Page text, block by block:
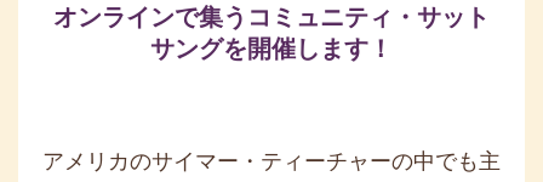
オンラインで集うコミュニティ・サット
サングを開催します！
アメリカのサイマー・ティーチャーの中でも主